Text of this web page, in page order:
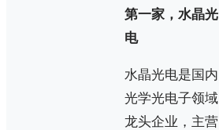
第一家，水晶光
电
水晶光电是国内
光学光电子领域
龙头企业，主营